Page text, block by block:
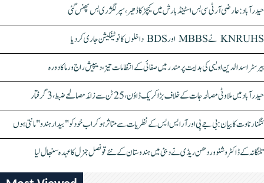
حیدرآباد: عارضی آر ٹی سی بس اسٹینڈ بارش میں کیچڑ کا ڈھیر، سپر لگژری بس پھنس گئی
KNRUHS نے MBBS اور BDS داخلوں کا نوٹیفکیشن جاری کر دیا
بیرسٹر اسدالدین اویسی کی ہدایت پر مندر میں صفائی کے انتظامات تیز، دیپیش راج ورما کا دورہ
حیدرآباد میں ملاوٹی مصالحہ جات کے خلاف بڑا کریک ڈاؤن، 25 ٹن سے زائد مصالحے ضبط، 3 گرفتار
کنگنا رناوت کا بیان: بی جے پی اور آر ایس ایس کے نظریات سے متاثر ہو کر اب خود کو "بیدار ہندو" مانتی ہوں
تلنگانہ کے ڈاکٹر وشنو وردھن ریڈی نے دبئی میں ہندوستان کے نئے قونصل جنرل کا عہدہ سنبھال لیا